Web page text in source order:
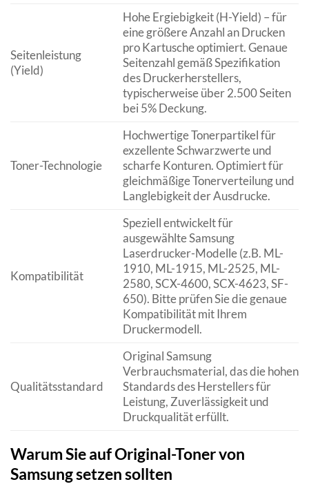
Seitenleistung
(Yield)
Hohe Ergiebigkeit (H-Yield) – für
eine größere Anzahl an Drucken
pro Kartusche optimiert. Genaue
Seitenzahl gemäß Spezifikation
des Druckerherstellers,
typischerweise über 2.500 Seiten
bei 5% Deckung.
Toner-Technologie
Hochwertige Tonerpartikel für
exzellente Schwarzwerte und
scharfe Konturen. Optimiert für
gleichmäßige Tonerverteilung und
Langlebigkeit der Ausdrucke.
Kompatibilität
Speziell entwickelt für
ausgewählte Samsung
Laserdrucker-Modelle (z.B. ML-
1910, ML-1915, ML-2525, ML-
2580, SCX-4600, SCX-4623, SF-
650). Bitte prüfen Sie die genaue
Kompatibilität mit Ihrem
Druckermodell.
Qualitätsstandard
Original Samsung
Verbrauchsmaterial, das die hohen
Standards des Herstellers für
Leistung, Zuverlässigkeit und
Druckqualität erfüllt.
Warum Sie auf Original-Toner von
Samsung setzen sollten